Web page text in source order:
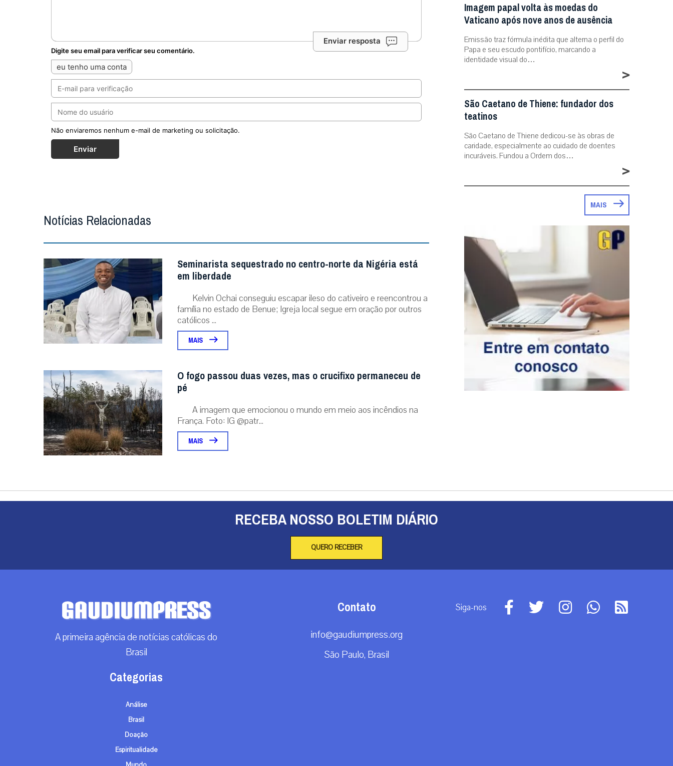
Enviar resposta
Digite seu email para verificar seu comentário.
eu tenho uma conta
Não enviaremos nenhum e-mail de marketing ou solicitação.
Enviar
Notícias Relacionadas
Seminarista sequestrado no centro-norte da Nigéria está
em liberdade
Kelvin Ochai conseguiu escapar ileso do cativeiro e reencontrou a
família no estado de Benue; Igreja local segue em oração por outros
católicos ...
MAIS
O fogo passou duas vezes, mas o crucifixo permaneceu de
pé
A imagem que emocionou o mundo em meio aos incêndios na
França. Foto: IG @patr...
MAIS
Imagem papal volta às moedas do
Vaticano após nove anos de ausência
Emissão traz fórmula inédita que alterna o perfil do
Papa e seu escudo pontifício, marcando a
identidade visual do…
>
São Caetano de Thiene: fundador dos
teatinos
São Caetano de Thiene dedicou-se às obras de
caridade, especialmente ao cuidado de doentes
incuráveis. Fundou a Ordem dos…
>
MAIS
RECEBA NOSSO BOLETIM DIÁRIO
QUERO RECEBER
A primeira agência de notícias católicas do
Brasil
Categorias
Análise
Brasil
Doação
Espiritualidade
Contato
info@gaudiumpress.org
São Paulo, Brasil
Siga-nos